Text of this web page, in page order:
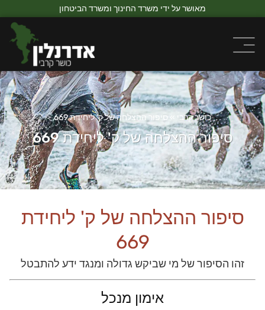
מאושר על ידי משרד החינוך ומשרד הביטחון
כושר קרבי » סיפור ההצלחה של ק' ליחידת 669
סיפור ההצלחה של ק' ליחידת 669
סיפור ההצלחה של ק' ליחידת
669
זהו הסיפור של מי שביקש גדולה ומנגד ידע להתבטל
אימון מנכל